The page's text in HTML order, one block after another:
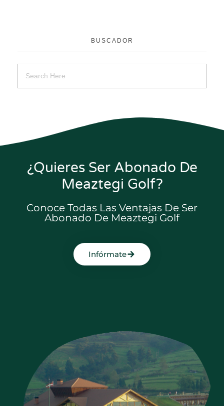
BUSCADOR
¿Quieres Ser Abonado De
Meaztegi Golf?
Conoce Todas Las Ventajas De Ser
Abonado De Meaztegi Golf
Infórmate